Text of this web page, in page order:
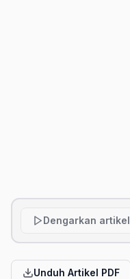
Dengarkan artikel
Unduh Artikel PDF